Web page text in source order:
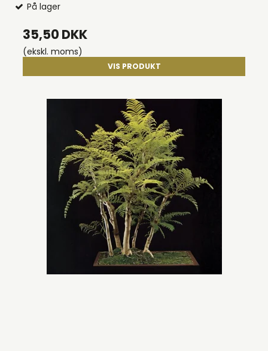
På lager
35,50 DKK
(ekskl. moms)
VIS PRODUKT